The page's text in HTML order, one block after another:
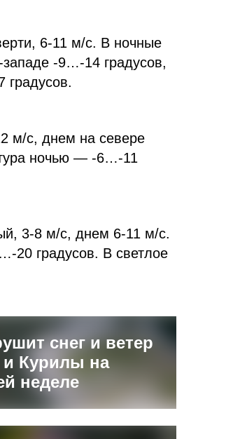
6-11 м/с. В ночные
-9…-14 градусов,
м/с, днем на севере
ночью — -6…-11
3-8 м/с, днем 6-11 м/с.
20 градусов. В светлое
снег и ветер
и Курилы на
неделе